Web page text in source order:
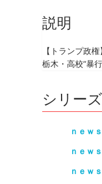
説明
【トランプ政
栃木・高校“暴
シリーズ
ｎｅｗ
ｎｅｗ
ｎｅｗ